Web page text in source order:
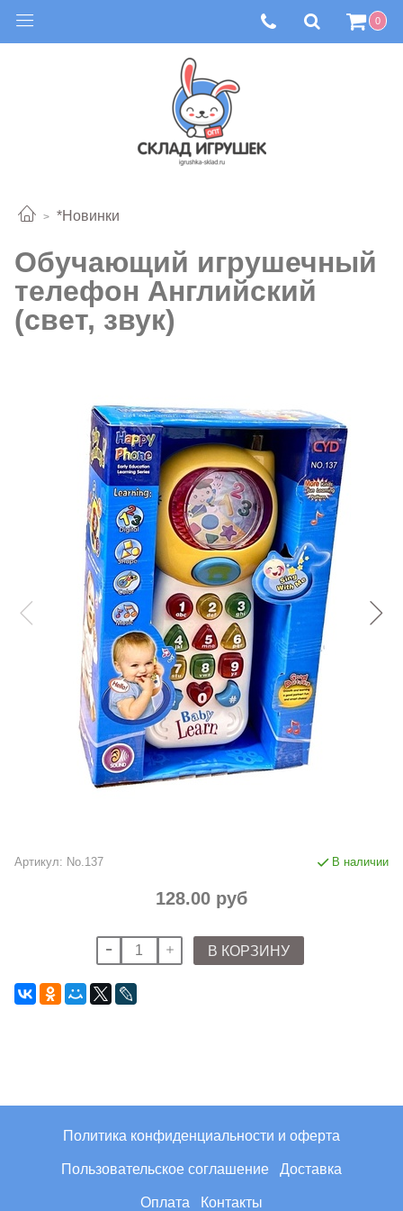
0
*Новинки
Обучающий игрушечный
телефон Английский
(свет, звук)
Артикул: No.137 В наличии
128.00 руб
В КОРЗИНУ
Политика конфиденциальности и оферта
Пользовательское соглашение Доставка
Оплата Контакты